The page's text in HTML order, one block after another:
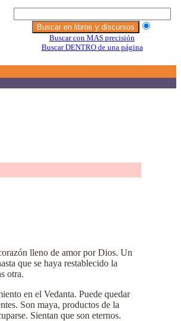
lleno de amor por Dios. Un
que se haya restablecido la
otra.
en el Vedanta. Puede quedar
Son maya, productos de la
Sientan que son eternos.